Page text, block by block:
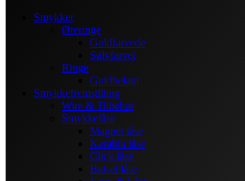
Smykker
Øreringe
Guldfarvede
Sølvfarvet
Ringe
Guldbelagt
Smykkefremstilling
Wire & Tilbehør
Smykkelåse
Magnet låse
Karabin låse
Click låse
Bidsel låse